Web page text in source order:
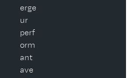
erge
ur
perf
orm
ant
ave